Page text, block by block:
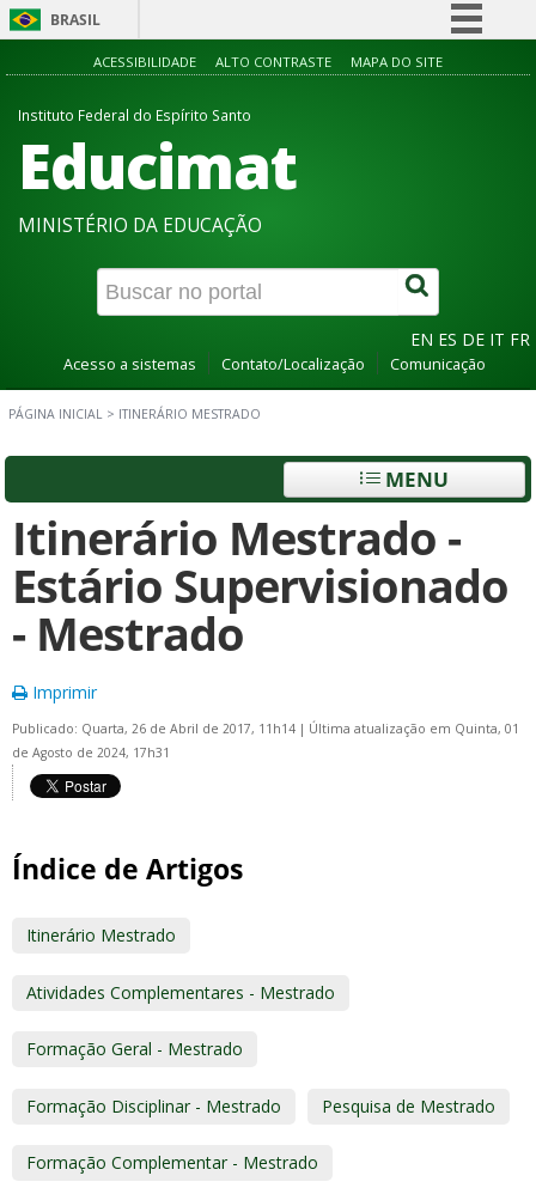
BRASIL
Simplifique!
ACESSIBILIDADE ALTO CONTRASTE MAPA DO SITE
Instituto Federal do Espírito Santo
Educimat
MINISTÉRIO DA EDUCAÇÃO
EN ES DE IT FR
Acesso a sistemas Contato/Localização Comunicação
PÁGINA INICIAL > ITINERÁRIO MESTRADO
MENU
Itinerário Mestrado -
Estário Supervisionado
- Mestrado
Imprimir
Publicado: Quarta, 26 de Abril de 2017, 11h14 | Última atualização em Quinta, 01
de Agosto de 2024, 17h31
Índice de Artigos
Itinerário Mestrado
Atividades Complementares - Mestrado
Formação Geral - Mestrado
Formação Disciplinar - Mestrado Pesquisa de Mestrado
Formação Complementar - Mestrado